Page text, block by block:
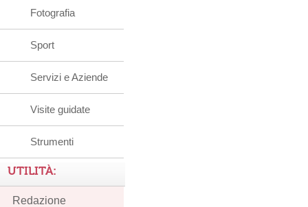
Fotografia
Sport
Servizi e Aziende
Visite guidate
Strumenti
UTILITÀ:
Redazione